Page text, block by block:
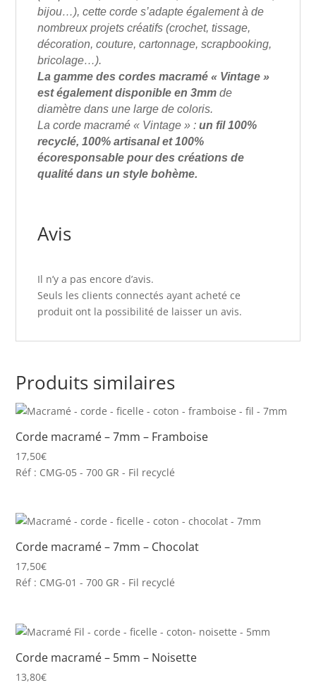
bijou…), cette corde s’adapte également à de
nombreux projets créatifs (crochet, tissage,
décoration, couture, cartonnage, scrapbooking,
bricolage…).
La gamme des cordes macramé « Vintage »
est également disponible en 3mm de
diamètre dans une large de coloris.
La corde macramé« Vintage » :un fil 100%
recyclé, 100% artisanal et 100%
écoresponsable pour des créations de
qualité dans un stylebohème.
Avis
Il n’y a pas encore d’avis.
Seuls les clients connectés ayant acheté ce
produit ont la possibilité de laisser un avis.
Produits similaires
Corde macramé – 7mm – Framboise
17,50€
Réf : CMG-05 - 700 GR - Fil recyclé
Corde macramé – 7mm – Chocolat
17,50€
Réf : CMG-01 - 700 GR - Fil recyclé
Corde macramé – 5mm – Noisette
13,80€